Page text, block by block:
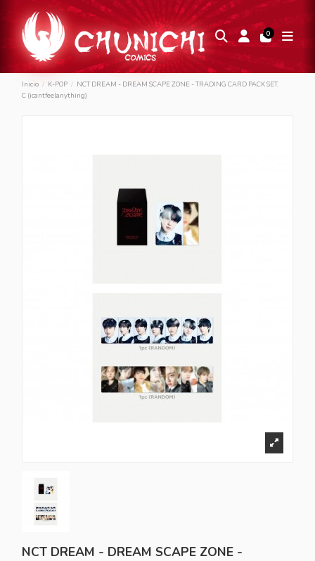
0
Inicio K-POP
NCT DREAM - DREAM SCAPE ZONE - TRADING CARD PACK SET.
C (icantfeelanything)
NCT DREAM - DREAM SCAPE ZONE -